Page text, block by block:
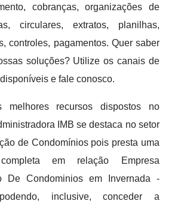
cobranças, organizações de
circulares, extratos, planilhas,
controles, pagamentos. Quer saber
soluções? Utilize os canais de
e fale conosco.
melhores recursos dispostos no
IMB se destaca no setor
de Condomínios pois presta uma
em relação Empresa
De Condominios em Invernada -
inclusive, conceder a